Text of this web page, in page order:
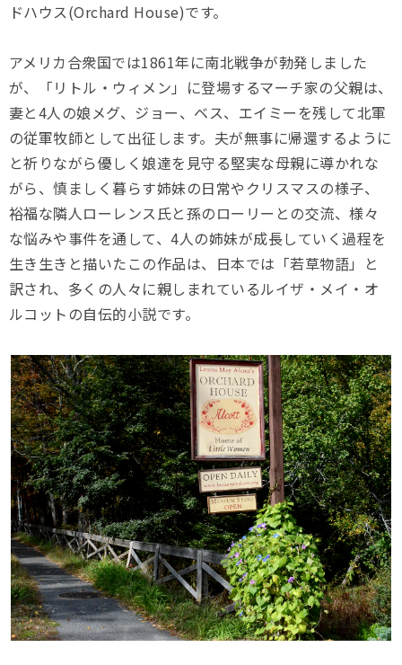
ドハウス(Orchard House)です。
アメリカ合衆国では1861年に南北戦争が勃発しました
が、「リトル・ウィメン」に登場するマーチ家の父親は、
妻と4人の娘メグ、ジョー、ベス、エイミーを残して北軍
の従軍牧師として出征します。夫が無事に帰還するように
と祈りながら優しく娘達を見守る堅実な母親に導かれな
がら、慎ましく暮らす姉妹の日常やクリスマスの様子、
裕福な隣人ローレンス氏と孫のローリーとの交流、様々
な悩みや事件を通して、4人の姉妹が成長していく過程を
生き生きと描いたこの作品は、日本では「若草物語」と
訳され、多くの人々に親しまれているルイザ・メイ・オ
ルコットの自伝的小説です。